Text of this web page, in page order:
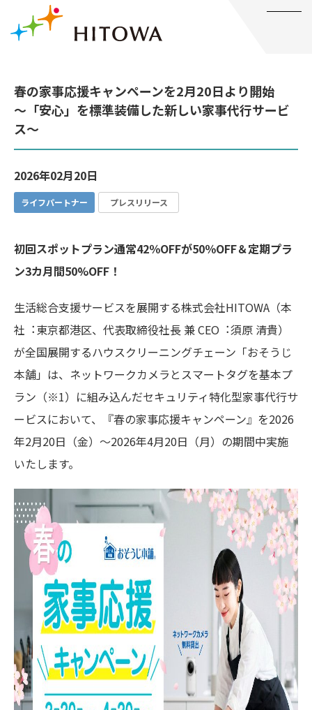
メニュー
春の家事応援キャンペーンを2月20日より開始
～「安心」を標準装備した新しい家事代行サービ
ス～
2026年02月20日
ライフパートナー プレスリリース
初回スポットプラン通常42％OFFが50％OFF＆定期プラ
ン3カ月間50%OFF！
生活総合支援サービスを展開する株式会社HITOWA（本
社︓東京都港区、代表取締役社長 兼 CEO︓須原 清貴）
が全国展開するハウスクリーニングチェーン「おそうじ
本舗」は、ネットワークカメラとスマートタグを基本プ
ラン（※1）に組み込んだセキュリティ特化型家事代行サ
ービスにおいて、『春の家事応援キャンペーン』を2026
年2月20日（金）～2026年4月20日（月）の期間中実施
いたします。